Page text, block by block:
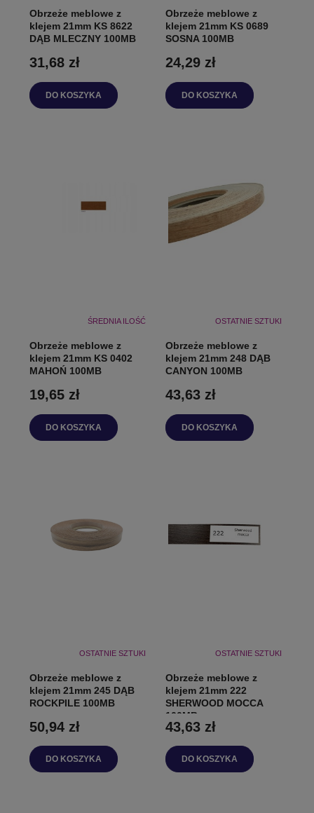
Obrzeże meblowe z
klejem 21mm KS 8622
DĄB MLECZNY 100MB
31,68 zł
DO KOSZYKA
Obrzeże meblowe z
klejem 21mm KS 0689
SOSNA 100MB
24,29 zł
DO KOSZYKA
ŚREDNIA ILOŚĆ
Obrzeże meblowe z
klejem 21mm KS 0402
MAHOŃ 100MB
19,65 zł
DO KOSZYKA
OSTATNIE SZTUKI
Obrzeże meblowe z
klejem 21mm 248 DĄB
CANYON 100MB
43,63 zł
DO KOSZYKA
OSTATNIE SZTUKI
Obrzeże meblowe z
klejem 21mm 245 DĄB
ROCKPILE 100MB
50,94 zł
DO KOSZYKA
OSTATNIE SZTUKI
Obrzeże meblowe z
klejem 21mm 222
SHERWOOD MOCCA
100MB
43,63 zł
DO KOSZYKA